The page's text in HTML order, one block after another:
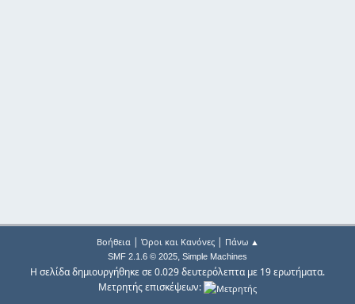
Βοήθεια| Όροι και Κανόνες| Πάνω ▲
SMF 2.1.6 © 2025, Simple Machines
Η σελίδα δημιουργήθηκε σε 0.029 δευτερόλεπτα με 19 ερωτήματα.
Μετρητής επισκέψεων: